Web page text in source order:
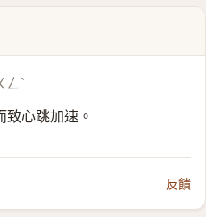
ㄥˋ
心跳加速。
反饋